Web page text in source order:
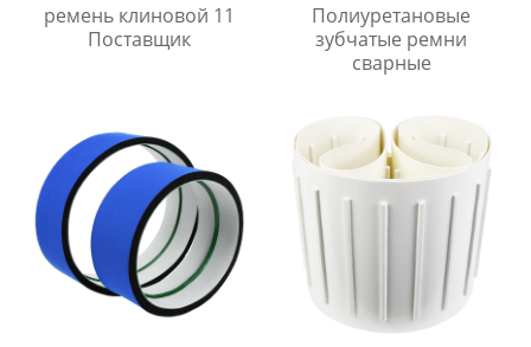
ремень клиновой 11
Поставщик
Полиуретановые
зубчатые ремни
сварные